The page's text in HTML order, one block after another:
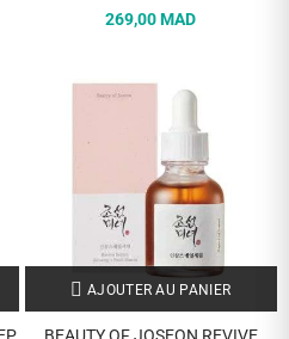
269,00 MAD
AJOUTER AU PANIER
BEAUTY OF JOSEON REVIVE